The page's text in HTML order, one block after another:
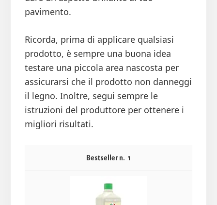
pavimento.
Ricorda, prima di applicare qualsiasi
prodotto, è sempre una buona idea
testare una piccola area nascosta per
assicurarsi che il prodotto non danneggi
il legno. Inoltre, segui sempre le
istruzioni del produttore per ottenere i
migliori risultati.
1